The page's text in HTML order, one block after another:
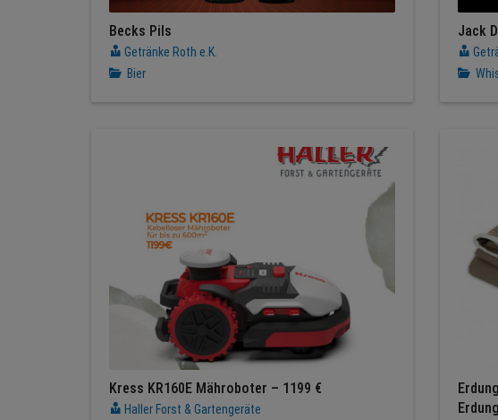
Becks Pils
Getränke Roth e.K.
Bier
Jack
Kress KR160E Mähroboter – 1199 €
Haller Forst & Gartengeräte